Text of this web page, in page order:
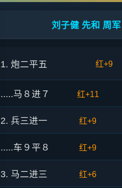
刘子健 先和 周
1. 炮二平五 红+9
.....马８进７ 红+11
2. 兵三进一 红+9
.....车９平８ 红+9
3. 马二进三 红+6